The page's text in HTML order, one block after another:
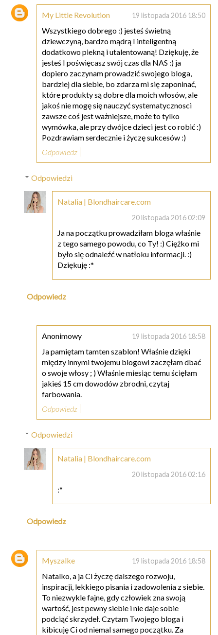
My Little Revolution 19 listopada 2016 18:50
Wszystkiego dobrego :) jesteś świetną
dziewczyną, bardzo mądrą I inteligentną
dodatkowo piekną i utalentowaną! Dziękuję, że
jesteś I poświęcasz swój czas dla NAS :) ja
dopiero zaczynam prowadzić swojego bloga,
bardziej dla siebie, bo zdarza mi się zaponinać,
które produkty są dobre dla moich włosów, ale
jakoś nie mogę się nauczyć systematycznosci
zawsze coś jest ważniejsze, może to tylko
wymówka, ale przy dwójce dzieci jest co robić :)
Pozdrawiam serdecznie i życzę sukcesów :)
Odpowiedz
Odpowiedzi
Natalia | Blondhaircare.com
20 listopada 2016 02:09
Ja na początku prowadziłam bloga właśnie
z tego samego powodu, co Ty! :) Ciężko mi
było się odnaleźć w natłoku informacji. :)
Dziękuję :*
Odpowiedz
Anonimowy 19 listopada 2016 18:58
Ja pamiętam tamten szablon! Właśnie dzięki
między innymi twojemu blogowi zaczęłam dbać
o swoje włosy ; ) Właśnie miesiąc temu ścięłam
jakieś 15 cm dowodów zbrodni, czytaj
farbowania.
Odpowiedz
Odpowiedzi
Natalia | Blondhaircare.com
20 listopada 2016 02:16
:*
Odpowiedz
Myszalke 19 listopada 2016 18:58
Natalko, a ja Ci życzę dalszego rozwoju,
inspiracji, lekkiego pisania i zadowolenia z siebie.
To niezwykle fajne, gdy człowiek zna swoją
wartość, jest pewny siebie i nie daje sobie
podciąć skrzydeł. Czytam Twojego bloga i
kibicuję Ci od niemal samego początku. Za